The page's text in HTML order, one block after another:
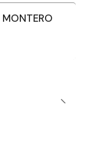
MONTERO